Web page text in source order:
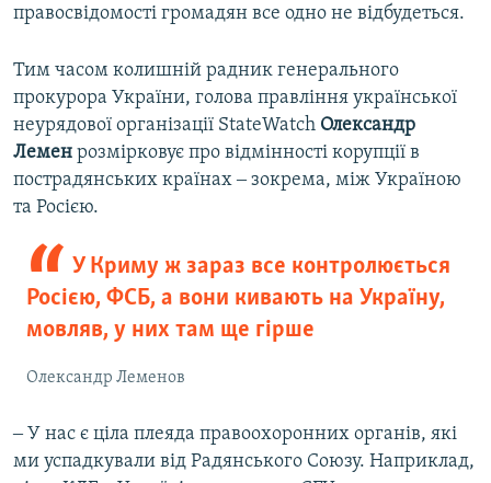
правосвідомості громадян все одно не відбудеться.
Тим часом колишній радник генерального
прокурора України, голова правління української
неурядової організації StateWatch Олександр
Лемен розмірковує про відмінності корупції в
пострадянських країнах ‒ зокрема, між Україною
та Росією.
У Криму ж зараз все контролюється
Росією, ФСБ, а вони кивають на Україну,
мовляв, у них там ще гірше
Олександр Леменов
‒ У нас є ціла плеяда правоохоронних органів, які
ми успадкували від Радянського Союзу. Наприклад,